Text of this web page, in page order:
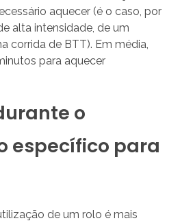
aquecer (é o caso, por
alta intensidade, de um
corrida de BTT). Em média,
para aquecer
o
específico para
de um rolo é mais